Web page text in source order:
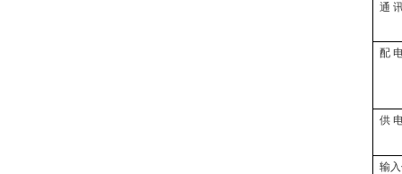
通
配
供
输